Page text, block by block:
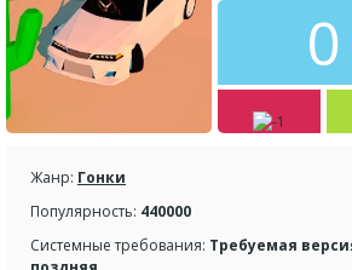
0
Жанр: Гонки
Популярность: 440000
Системные требования: Требуемая